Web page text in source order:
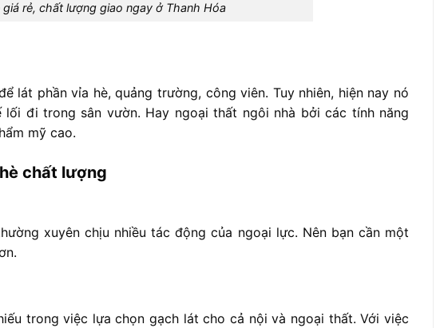
rẻ, chất lượng giao ngay ở Thanh Hóa
lát phần vỉa hè, quảng trường, công viên. Tuy nhiên, hiện nay nó
đi trong sân vườn. Hay ngoại thất ngôi nhà bởi các tính năng
mỹ cao.
chất lượng
xuyên chịu nhiều tác động của ngoại lực. Nên bạn cần một
trong việc lựa chọn gạch lát cho cả nội và ngoại thất. Với việc